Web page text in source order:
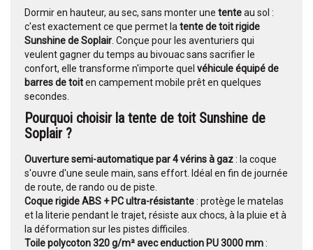
Dormir en hauteur, au sec, sans monter une tenteau sol :
c'est exactement ce que permet la tente de toit rigide
Sunshine de Soplair . Conçue pour les aventuriers qui
veulent gagner du temps au bivouac sans sacrifier le
confort, elle transforme n'importe quel véhicule équipé de
barres de toiten campement mobile prêt en quelques
secondes.
Pourquoi choisir la tente de toit Sunshine de
Soplair ?
Ouverture semi-automatique par 4 vérins à gaz: la coque
s'ouvre d'une seule main, sans effort. Idéal en fin de journée
de route, de rando ou de piste.
Coque rigide ABS + PC ultra-résistante: protège le matelas
et la literie pendant le trajet, résiste aux chocs, à la pluie et à
la déformation sur les pistes difficiles.
Toile polycoton 320 g/m² avec enduction PU 3000 mm: